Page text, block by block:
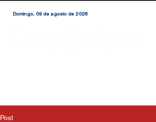
Domingo, 09 de agosto de 2026
Post